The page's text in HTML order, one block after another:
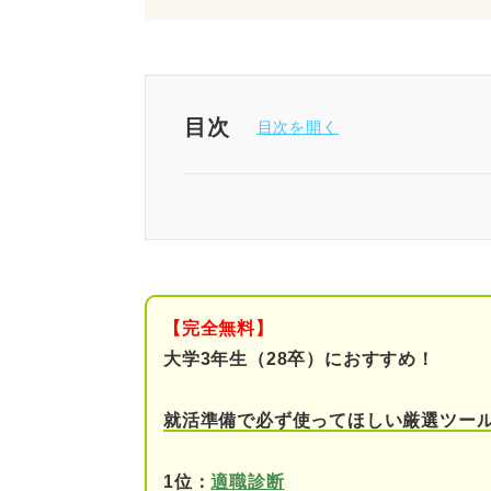
目次
②志望業界・企業が見つ
【完全無料】
大学3年生（28卒）におすすめ！
就活準備で必ず使ってほしい厳選ツー
1位：適職診断